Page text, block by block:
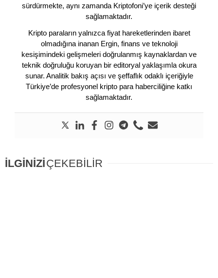
sürdürmekte, aynı zamanda Kriptofoni’ye içerik desteği
sağlamaktadır.
Kripto paraların yalnızca fiyat hareketlerinden ibaret
olmadığına inanan Ergin, finans ve teknoloji
kesişimindeki gelişmeleri doğrulanmış kaynaklardan ve
teknik doğruluğu koruyan bir editoryal yaklaşımla okura
sunar. Analitik bakış açısı ve şeffaflık odaklı içeriğiyle
Türkiye’de profesyonel kripto para haberciliğine katkı
sağlamaktadır.
İLGİNİZİÇEKEBİLİR